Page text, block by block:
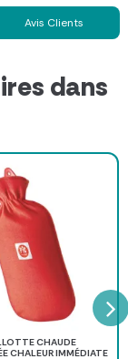
Avis Clients
dans
CHAUDE
CHALEUR IMMÉDIATE